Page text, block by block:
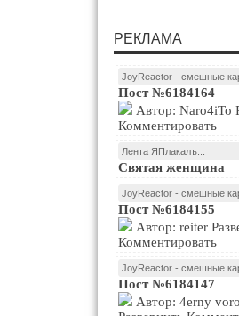
РЕКЛАМА
JoyReactor - смешные
Пост №6184164
Комментировать
Лента ЯПлакалъ...
Святая женщина
JoyReactor - смешные
Пост №6184155
Комментировать
JoyReactor - смешные
Пост №6184147